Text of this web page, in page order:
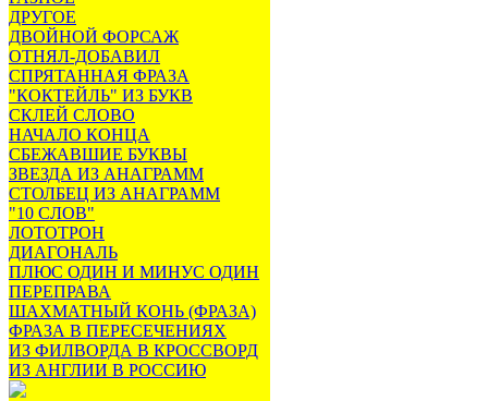
ДРУГОЕ
ДВОЙНОЙ ФОРСАЖ
ОТНЯЛ-ДОБАВИЛ
СПРЯТАННАЯ ФРАЗА
"КОКТЕЙЛЬ" ИЗ БУКВ
СКЛЕЙ СЛОВО
НАЧАЛО КОНЦА
СБЕЖАВШИЕ БУКВЫ
ЗВЕЗДА ИЗ АНАГРАММ
СТОЛБЕЦ ИЗ АНАГРАММ
"10 СЛОВ"
ЛОТОТРОН
ДИАГОНАЛЬ
ПЛЮС ОДИН И МИНУС ОДИН
ПЕРЕПРАВА
ШАХМАТНЫЙ КОНЬ (ФРАЗА)
ФРАЗА В ПЕРЕСЕЧЕНИЯХ
ИЗ ФИЛВОРДА В КРОССВОРД
ИЗ АНГЛИИ В РОССИЮ